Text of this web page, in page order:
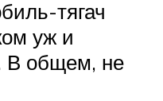
тягач
уж и
В общем, не